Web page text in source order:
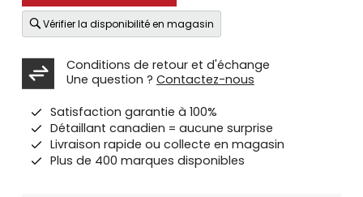
Vérifier la disponibilité en magasin
Conditions de retour et d'échange
Une question ? Contactez-nous
Satisfaction garantie à 100%
Détaillant canadien = aucune surprise
Livraison rapide ou collecte en magasin
Plus de 400 marques disponibles